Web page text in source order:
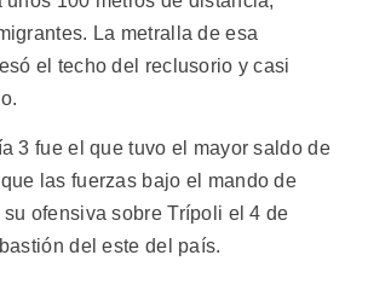
La metralla de esa
el techo del reclusorio y casi
3 fue el que tuvo el mayor saldo de
las fuerzas bajo el mando de
ofensiva sobre Trípoli el 4 de
del este del país.